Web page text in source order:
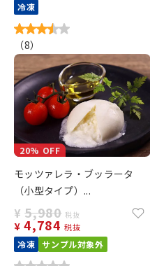
冷凍
（8）
20% OFF
モッツァレラ・ブッラータ
（小型タイプ）...
¥ 5,980 税抜
¥ 4,784 税抜
冷凍 サンプル対象外